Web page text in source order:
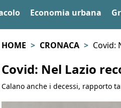
Economia urbana
HOME CRONACA Covid:
Covid: Nel Lazio
Calano anche i decessi, rapporto